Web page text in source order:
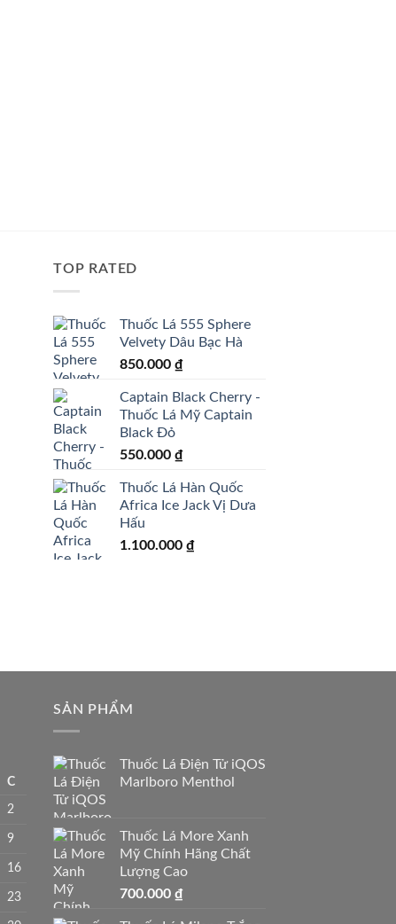
TOP RATED
Thuốc Lá 555 Sphere
Velvety Dâu Bạc Hà
850.000 ₫
Captain Black Cherry -
Thuốc Lá Mỹ Captain
Black Đỏ
550.000 ₫
Thuốc Lá Hàn Quốc
Africa Ice Jack Vị Dưa
Hấu
1.100.000 ₫
C
2
9
16
23
SẢN PHẨM
Thuốc Lá Điện Tử iQOS
Marlboro Menthol
Thuốc Lá More Xanh
Mỹ Chính Hãng Chất
Lượng Cao
700.000 ₫